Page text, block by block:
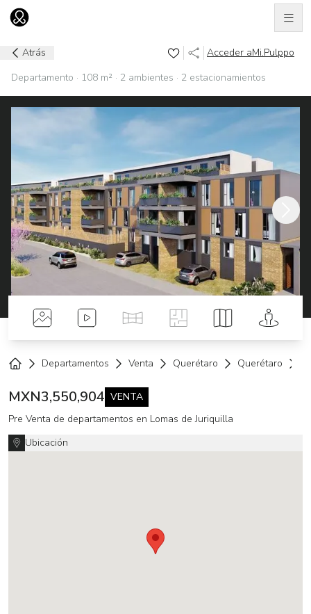
Ir al home
Atrás Acceder aMi.Pulppo
Departamento · 108 m² · 2 ambientes · 2 estacionamientos
Fotos Videos Tour VirtualPlanos Mapa Street
Departamentos Venta Querétaro Querétaro
MXN3,550,904 VENTA
Pre Venta de departamentos en Lomas de Juriquilla
Ubicación